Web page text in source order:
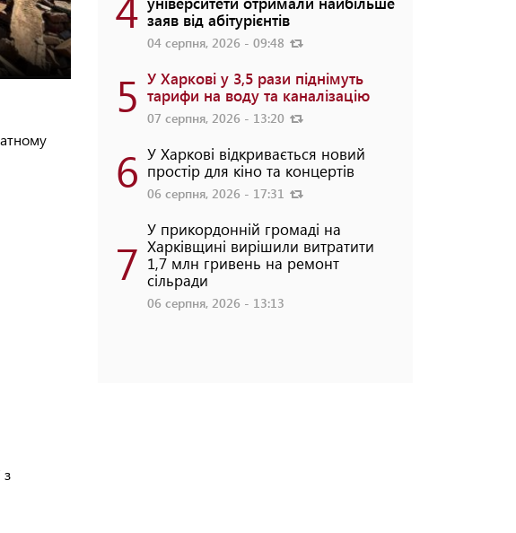
з
заяв від абітурієнтів
04 серпня, 2026 - 09:48
5 У Харкові у 3,5 рази піднімуть
тарифи на воду та каналізацію
07 серпня, 2026 - 13:20
6 У Харкові відкривається новий
простір для кіно та концертів
06 серпня, 2026 - 17:31
7
У прикордонній громаді на
Харківщині вирішили витратити
1,7 млн гривень на ремонт
сільради
06 серпня, 2026 - 13:13